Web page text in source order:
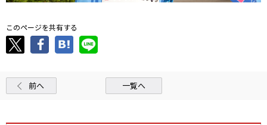
このページを共有する
前へ 一覧へ